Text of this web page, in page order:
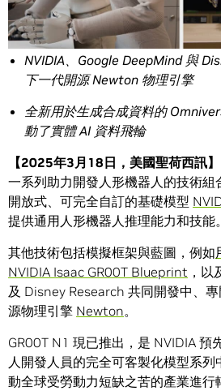
可完全客製化的 GR00T N1 基礎
人形機器人通用技能和推理能力
NVIDIA、Google DeepMind 與
下一代開源 Newton 物理引擎
全新用於生成合成資料的
動了實體 AI 資料飛輪
【2025年3月18日，美國聖荷西訊】
一系列助力開發人形機器人的技術組
開放式、可完全自訂的基礎模型
提供通用人形機器人推理能力和技能。
其他技術包括模擬框架與藍圖，例如
NVIDIA Isaac GR00T Blueprint ，
及 Disney Research 共同開發中、
源物理引擎 Newton。
GR00T N1 現已推出，是 NVIDIA 預
人開發人員的完全可客製化模型系
動全球受勞動力短缺之苦的產業進行